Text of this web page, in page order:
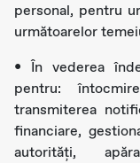
personal, pentru
următoarelor
• În vederea
pentru:
transmiterea
financiare,
autorități,